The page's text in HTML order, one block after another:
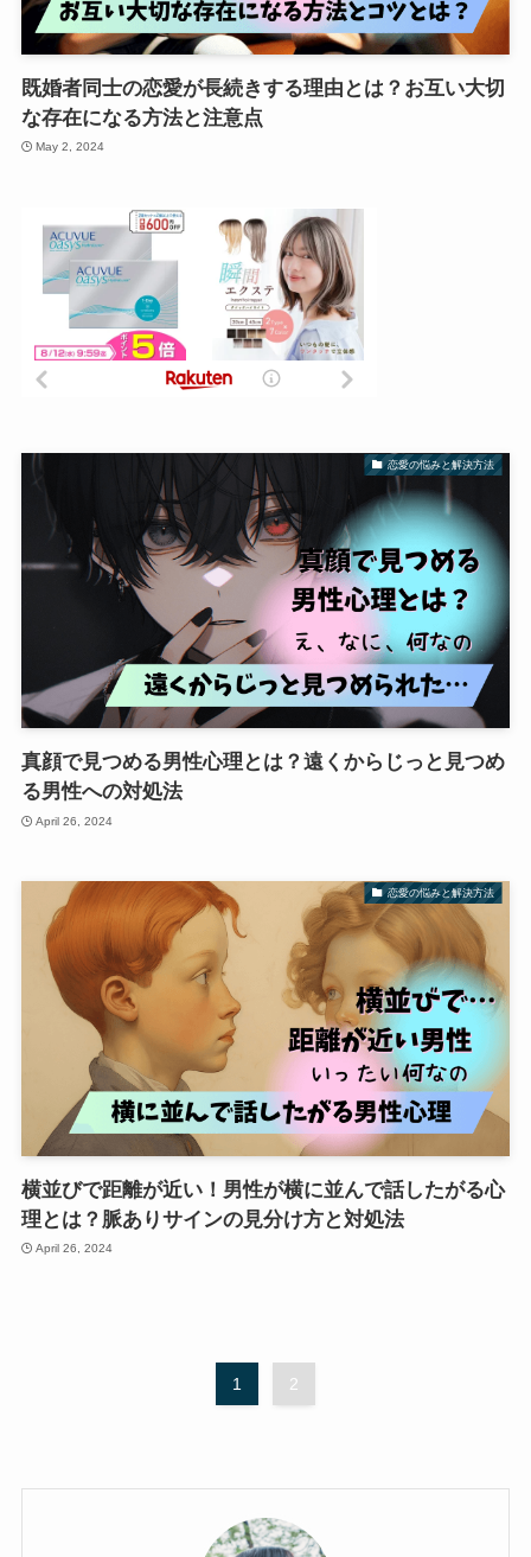
既婚者同士の恋愛が長続きする理由とは？お互い大切
な存在になる方法と注意点
May 2, 2024
恋愛の悩みと解決方法
真顔で見つめる男性心理とは？遠くからじっと見つめ
る男性への対処法
April 26, 2024
恋愛の悩みと解決方法
横並びで距離が近い！男性が横に並んで話したがる心
理とは？脈ありサインの見分け方と対処法
April 26, 2024
1 2